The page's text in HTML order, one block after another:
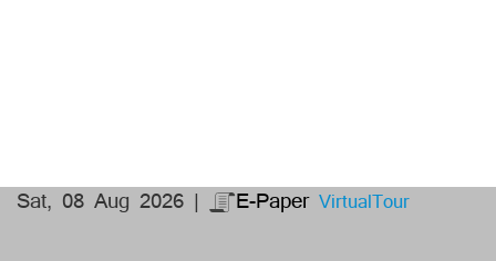
Sat, 08 Aug 2026 | E-Paper VirtualTour